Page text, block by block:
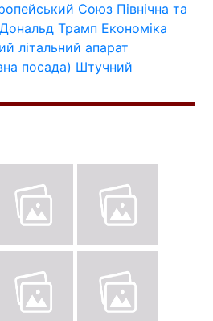
Союз Північна та
Дональд Трамп Економіка
літальний апарат
посада) Штучний